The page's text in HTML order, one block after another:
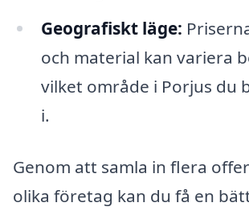
Geografiskt läge:
och material kan variera
vilket område i Porjus du
i.
Genom att samla in flera
olika företag kan du få en